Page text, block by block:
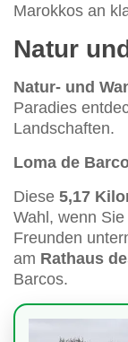
Marokkos an
Natur
Natur- und
Paradies
Landschaften.
Loma de
Diese 5,17
Wahl, wenn
Freunden
am Rathaus
Barcos.